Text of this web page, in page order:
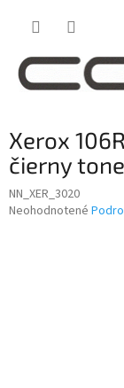
Xerox
čierny
NN_XER_3020
Priemerné
Neohodnotené